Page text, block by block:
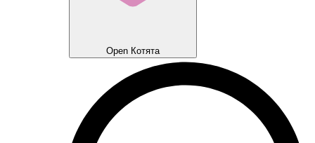
Open Котята